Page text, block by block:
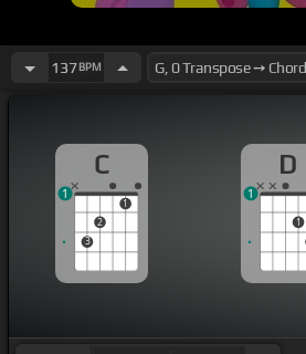
137BPM
C
3
2
1
1
D
1
1